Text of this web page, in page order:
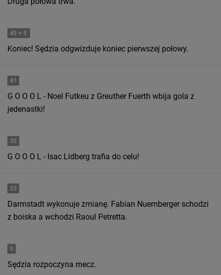
45 + 5'
Koniec! Sędzia odgwizduje koniec pierwszej połowy.
41
G O O O L - Noel Futkeu z Greuther Fuerth wbija gola z
jedenastki!
35
G O O O L - Isac Lidberg trafia do celu!
25
Darmstadt wykonuje zmianę. Fabian Nuernberger schodzi
z boiska a wchodzi Raoul Petretta.
0
Sędzia rozpoczyna mecz.